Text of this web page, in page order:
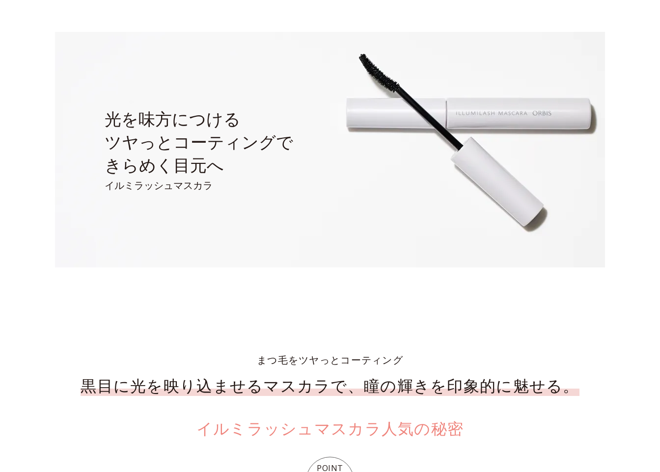
光を味方につける
ツヤっとコーティングで
きらめく目元へ
イルミラッシュマスカラ
まつ毛をツヤっとコーティング
黒目に光を映り込ませるマスカラで、瞳の輝きを印象的に魅せる。
イルミラッシュマスカラ人気の秘密
POINT